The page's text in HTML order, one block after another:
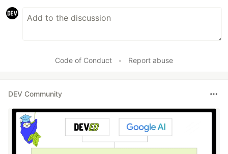
Code of Conduct • Report abuse
DEV Community